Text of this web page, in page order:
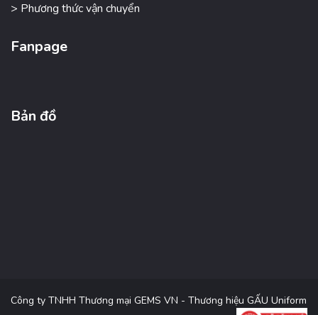
> Phương thức vận chuyển
Fanpage
Bản đồ
Công ty TNHH Thương mại GEMS VN - Thương hiệu GẤU Uniform